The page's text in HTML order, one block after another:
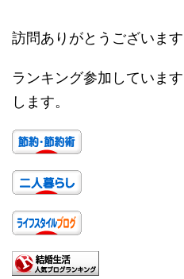
訪問ありがとうございます
ランキング参加していま
します。